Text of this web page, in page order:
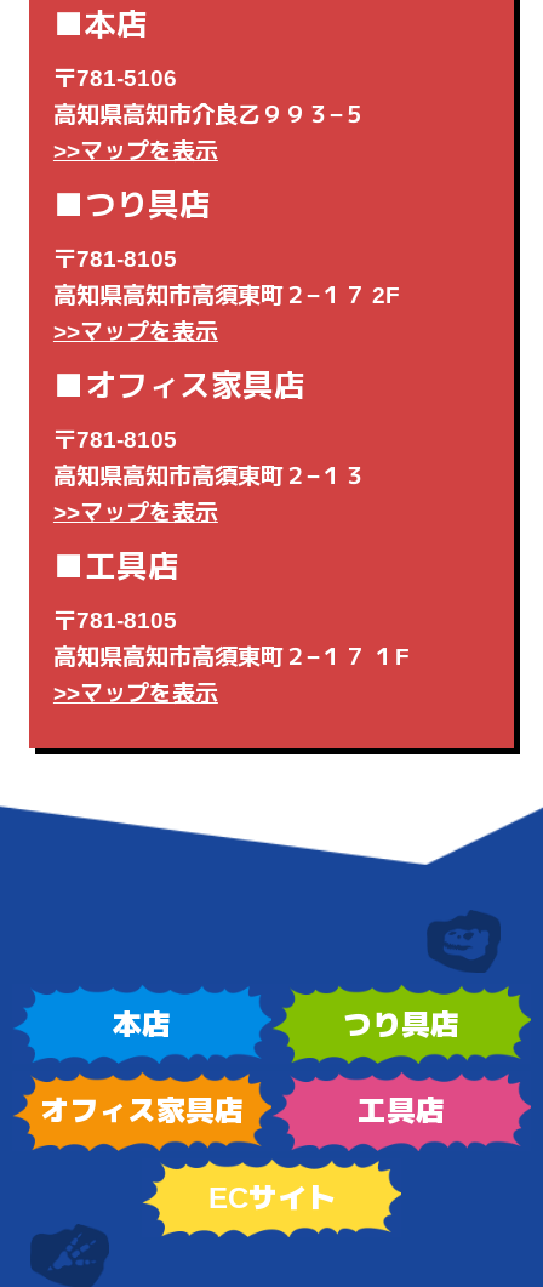
■本店
〒781-5106
高知県高知市介良乙９９３−５
>>マップを表示
■つり具店
〒781-8105
高知県高知市高須東町２−１７ 2F
>>マップを表示
■オフィス家具店
〒781-8105
高知県高知市高須東町２−１３
>>マップを表示
■工具店
〒781-8105
高知県高知市高須東町２−１７ １F
>>マップを表示
本店 つり具店
オフィス家具店 工具店
ECサイト